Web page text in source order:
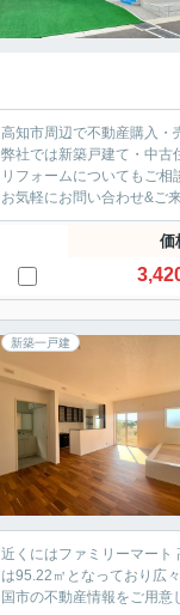
高知市周辺で不動産購入・
弊社では新築戸建て・中古
リフォームについてもご相
お気軽にお問い合わせ&ご
価
新築一戸建
近くにはファミリーマート
は95.22㎡となっており広
国市の不動産情報をご用